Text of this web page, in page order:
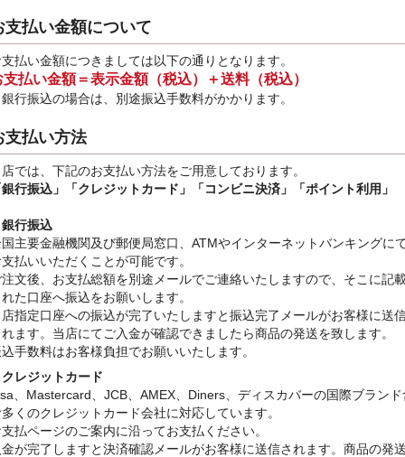
支払い金額について
払い金額につきましては以下の通りとなります。
支払い金額＝表示金額（税込）＋送料（税込）
行振込の場合は、別途振込手数料がかかります。
支払い方法
では、下記のお支払い方法をご用意しております。
行振込」
「クレジットカード」「コンビニ決済」「ポイント利用」
行振込
主要金融機関及び郵便局窓口、ATMやインターネットバンキングに
払いいただくことが可能です。
文後、お支払総額を別途メールでご連絡いたしますので、そこに記
た口座へ振込をお願いします。
指定口座への振込が完了いたしますと振込完了メールがお客様に送
ます。当店にてご入金が確認できましたら商品の発送を致します。
手数料はお客様負担でお願いいたします。
レジットカード
、Mastercard、JCB、AMEX、Diners、ディスカバーの国際ブランド
くのクレジットカード会社に対応しています。
払ページのご案内に沿ってお支払ください。
が完了しますと決済確認メールがお客様に送信されます。商品の発